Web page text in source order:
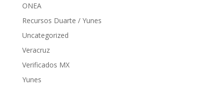
ONEA
Recursos Duarte / Yunes
Uncategorized
Veracruz
Verificados MX
Yunes